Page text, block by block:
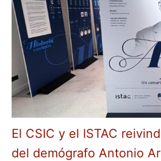
El CSIC y el ISTAC
del demógrafo Antonio